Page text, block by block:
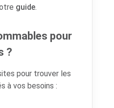
guide.
pour
?
pour trouver les
à vos besoins :